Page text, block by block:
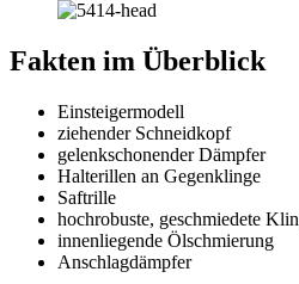
Fakten im Überblick
Einsteigermodell
ziehender Schneidkopf
gelenkschonender Dämpfer
Halterillen an Gegenklinge
Saftrille
hochrobuste, geschmiedete
innenliegende Ölschmierung
Anschlagdämpfer